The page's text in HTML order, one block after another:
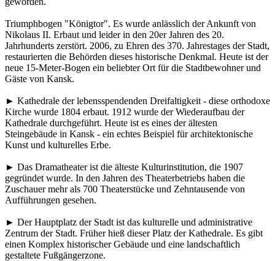
Triumphbogen "Königtor". Es wurde anlässlich der Ankunft von
Nikolaus II. Erbaut und leider in den 20er Jahren des 20.
Jahrhunderts zerstört. 2006, zu Ehren des 370. Jahrestages der Stadt,
restaurierten die Behörden dieses historische Denkmal. Heute ist der
neue 15-Meter-Bogen ein beliebter Ort für die Stadtbewohner und
Gäste von Kansk.
► Kathedrale der lebensspendenden Dreifaltigkeit - diese orthodoxe
Kirche wurde 1804 erbaut. 1912 wurde der Wiederaufbau der
Kathedrale durchgeführt. Heute ist es eines der ältesten
Steingebäude in Kansk - ein echtes Beispiel für architektonische
Kunst und kulturelles Erbe.
► Das Dramatheater ist die älteste Kulturinstitution, die 1907
gegründet wurde. In den Jahren des Theaterbetriebs haben die
Zuschauer mehr als 700 Theaterstücke und Zehntausende von
Aufführungen gesehen.
► Der Hauptplatz der Stadt ist das kulturelle und administrative
Zentrum der Stadt. Früher hieß dieser Platz der Kathedrale. Es gibt
einen Komplex historischer Gebäude und eine landschaftlich
gestaltete Fußgängerzone.